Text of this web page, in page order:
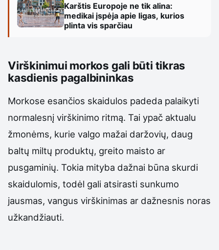
Karštis Europoje ne tik alina:
medikai įspėja apie ligas, kurios
plinta vis sparčiau
Virškinimui morkos gali būti tikras
kasdienis pagalbininkas
Morkose esančios skaidulos padeda palaikyti
normalesnį virškinimo ritmą. Tai ypač aktualu
žmonėms, kurie valgo mažai daržovių, daug
baltų miltų produktų, greito maisto ar
pusgaminių. Tokia mityba dažnai būna skurdi
skaidulomis, todėl gali atsirasti sunkumo
jausmas, vangus virškinimas ar dažnesnis noras
užkandžiauti.